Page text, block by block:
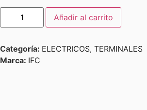
Añadir al carrito
Categoría: ELECTRICOS, TERMINALES
Marca: IFC